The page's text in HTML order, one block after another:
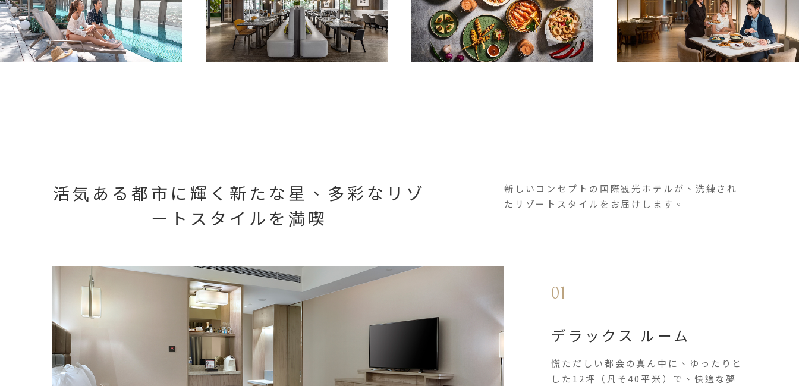
活気ある都市に輝く新たな星、多彩なリゾ
ートスタイルを満喫
新しいコンセプトの国際観光ホテルが、洗練され
たリゾートスタイルをお届けします。
01
デラックス ルーム
慌ただしい都会の真ん中に、ゆったりと
した12坪（凡そ40平米）で、快適な夢